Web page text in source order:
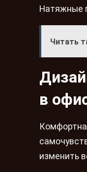
Натяжные
Читать
в
изменить